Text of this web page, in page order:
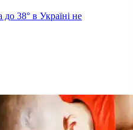
38° в Україні не